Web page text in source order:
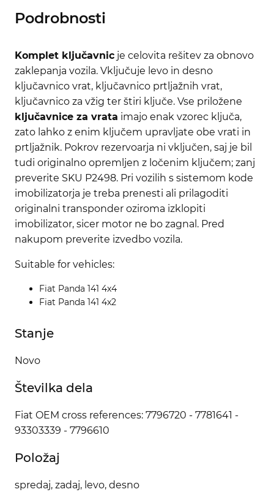
Podrobnosti
Komplet ključavnic je celovita rešitev za obnovo
zaklepanja vozila. Vključuje levo in desno
ključavnico vrat, ključavnico prtljažnih vrat,
ključavnico za vžig ter štiri ključe. Vse priložene
ključavnice za vrata imajo enak vzorec ključa,
zato lahko z enim ključem upravljate obe vrati in
prtljažnik. Pokrov rezervoarja ni vključen, saj je bil
tudi originalno opremljen z ločenim ključem; zanj
preverite SKU P2498. Pri vozilih s sistemom kode
imobilizatorja je treba prenesti ali prilagoditi
originalni transponder oziroma izklopiti
imobilizator, sicer motor ne bo zagnal. Pred
nakupom preverite izvedbo vozila.
Suitable for vehicles:
Fiat Panda 141 4x4
Fiat Panda 141 4x2
Stanje
Novo
Številka dela
Fiat OEM cross references: 7796720 - 7781641 -
93303339 - 7796610
Položaj
spredaj, zadaj, levo, desno